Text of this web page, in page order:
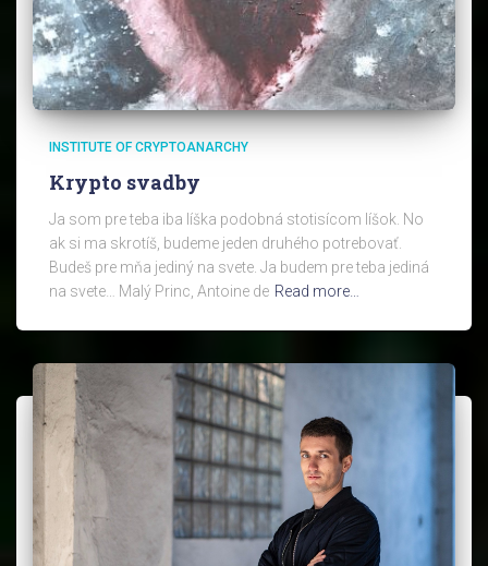
INSTITUTE OF CRYPTOANARCHY
Krypto svadby
Ja som pre teba iba líška podobná stotisícom líšok. No
ak si ma skrotíš, budeme jeden druhého potrebovať.
Budeš pre mňa jediný na svete. Ja budem pre teba jediná
na svete… Malý Princ, Antoine de Read more…